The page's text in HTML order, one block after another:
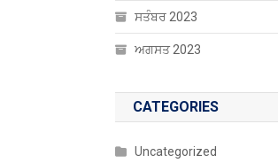
ਸਤੰਬਰ 2023
ਅਗਸਤ 2023
CATEGORIES
Uncategorized